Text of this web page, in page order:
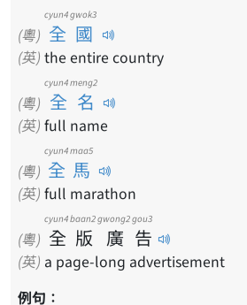
(粵) 全國
cyun4 gwok3
(英) the entire country
(粵) 全名
cyun4 meng2
(英) full name
(粵) 全馬
cyun4 maa5
(英) full marathon
(粵) 全
cyun4
版
baan2
廣
gwong2
告
gou3
(英) a page-long advertisement
例句：